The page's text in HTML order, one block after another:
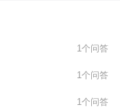
1个问答
1个问答
1个问答